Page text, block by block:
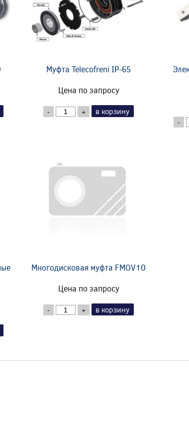
Муфта Telecofreni IP-65
Цена по запросу
- + в корзину
-
Многодисковая муфта FMOV10
Цена по запросу
- + в корзину